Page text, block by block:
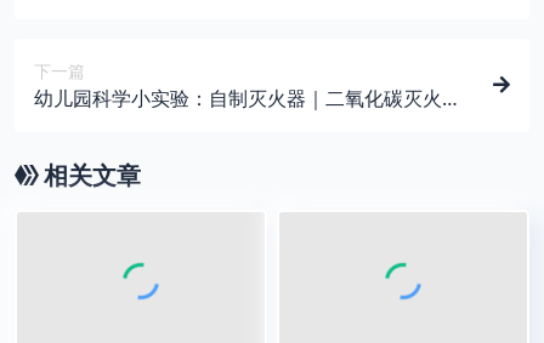
下一篇
幼儿园科学小实验：自制灭火器｜二氧化碳灭火趣
相关文章